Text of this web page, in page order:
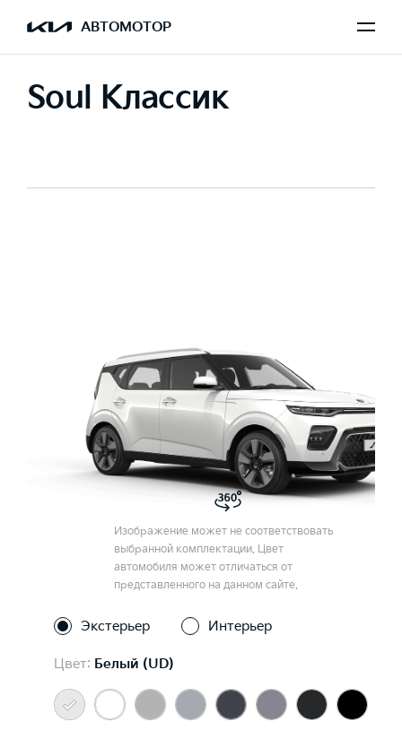
АВТОМОТОР
Soul Классик
Изображение может не соответствовать
выбранной комплектации. Цвет
автомобиля может отличаться от
представленного на данном сайте.
Экстерьер Интерьер
Цвет: Белый (UD)